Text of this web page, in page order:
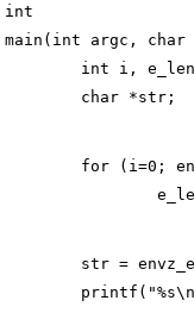
int
main(int argc,